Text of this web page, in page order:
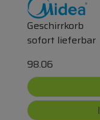
Geschirrkorb
sofort lieferbar
98.06